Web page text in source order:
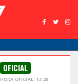
OFICIAL
HORA OFICIAL: 13:28